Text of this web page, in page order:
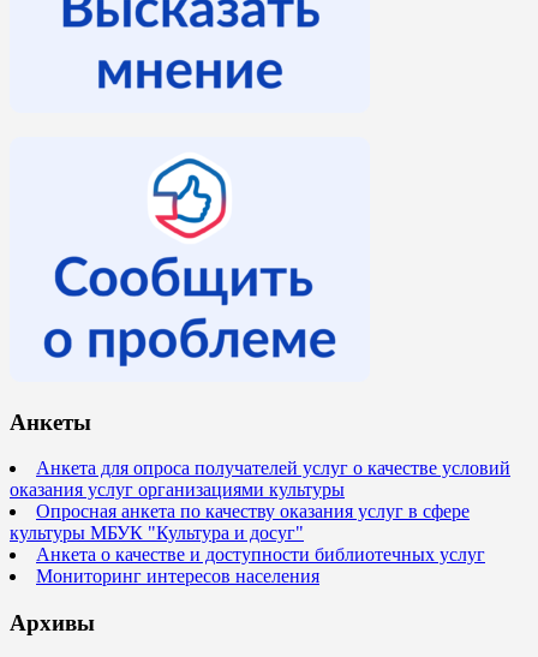
Анкеты
Анкета для опроса получателей услуг о качестве условий
оказания услуг организациями культуры
Опросная анкета по качеству оказания услуг в сфере
культуры МБУК "Культура и досуг"
Анкета о качестве и доступности библиотечных услуг
Мониторинг интересов населения
Архивы